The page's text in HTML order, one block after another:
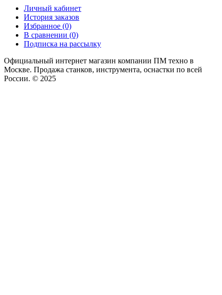
Личный кабинет
История заказов
Избранное (0)
В сравнении (0)
Подписка на рассылку
Официальный интернет магазин компании ПМ техно в
Москве. Продажа станков, инструмента, оснастки по всей
России. © 2025